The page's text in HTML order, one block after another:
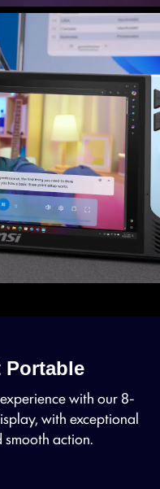
Portable
with our 8-
with exceptional
action.